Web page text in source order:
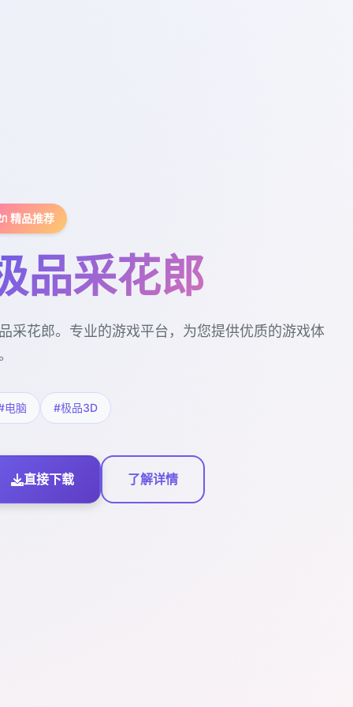
精品推荐
品采花郎
采花郎。专业的游戏平台，为您提供优质的游戏体
电脑 #极品3D
直接下载 了解详情